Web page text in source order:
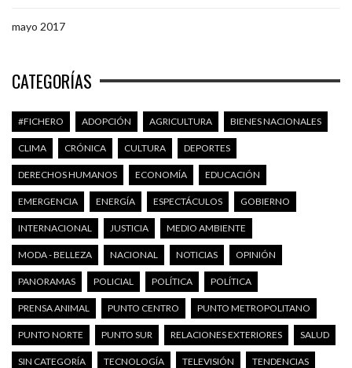
mayo 2017
CATEGORÍAS
#FICHERO ADOPCIÓN AGRICULTURA BIENES NACIONALES
CLIMA CRÓNICA CULTURA DEPORTES
DERECHOS HUMANOS ECONOMÍA EDUCACIÓN
EMERGENCIA ENERGÍA ESPECTÁCULOS GOBIERNO
INTERNACIONAL JUSTICIA MEDIO AMBIENTE
MODA - BELLEZA NACIONAL NOTICIAS OPINIÓN
PANORAMAS POLICIAL POLÍTICA POLÍTICA
PRENSA ANIMAL PUNTO CENTRO PUNTO METROPOLITANO
PUNTO NORTE PUNTO SUR RELACIONES EXTERIORES SALUD
SIN CATEGORÍA TECNOLOGÍA TELEVISIÓN TENDENCIAS